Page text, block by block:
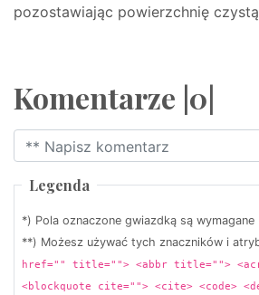
pozostawiając powierzchnię
Komentarze |0|
Legenda
*) Pola oznaczone gwiazdką są wymagane
**) Możesz używać tych znaczników i
href="" title=""> <abbr title="">
<blockquote cite=""> <cite> <code>